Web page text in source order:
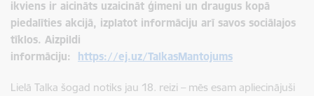
ikviens ir aicināts uzaicināt ģimeni un draugus kopā
piedalīties akcijā, izplatot informāciju arī savos sociālajos
tīklos. Aizpildi
informāciju: https://ej.uz/TalkasMantojums
Lielā Talka šogad notiks jau 18. reizi – mēs esam apliecinājuši